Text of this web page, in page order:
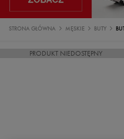
STRONA GŁÓWNA MĘSKIE BUTY
PRODUKT NIEDOSTĘPNY